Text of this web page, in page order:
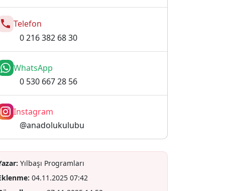
Telefon
0 216 382 68 30
WhatsApp
0 530 667 28 56
Instagram
@anadolukulubu
Yılbaşı Programları
04.11.2025 07:42